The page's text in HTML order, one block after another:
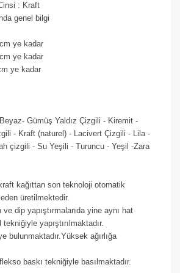
: Kraft
genel bilgi
ye kadar
ye kadar
ye kadar
Gümüş Yaldız Çizgili - Kiremit -
- Kraft (naturel) - Lacivert Çizgili - Lila -
çizgili - Su Yeşili - Turuncu - Yeşil -Zara
kağıttan son teknoloji otomatik
üretilmektedir.
dip yapıştırmalarıda yine aynı hat
yapıştırılmaktadır.
bulunmaktadır.Yüksek ağırlığa
baskı tekniğiyle basılmaktadır.